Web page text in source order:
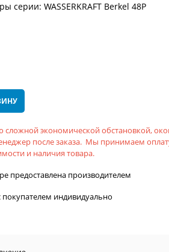
серии: WASSERKRAFT Berkel 48P
сложной экономической обстановкой,
после заказа. Мы принимаем
и наличия товара.
предоставлена производителем
индивидуально